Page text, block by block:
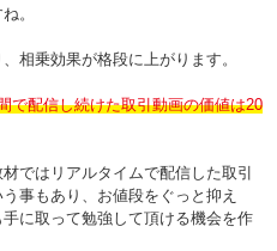
。
相乗効果が格段に上がります。
で配信し続けた取引動画の価値は20
ではリアルタイムで配信した取引
事もあり、お値段をぐっと抑え
に取って勉強して頂ける機会を作